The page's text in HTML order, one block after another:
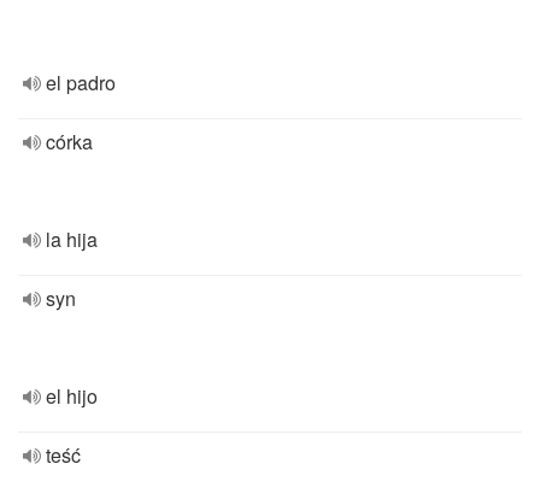
el padro
córka
la hija
syn
el hijo
teść